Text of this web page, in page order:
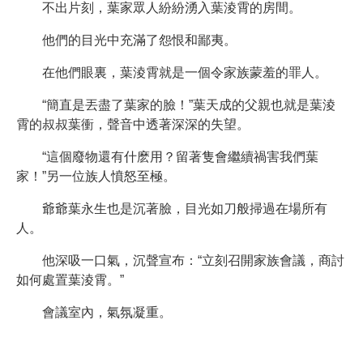
不出片刻，葉家眾人紛紛湧入葉淩霄的房間。
他們的目光中充滿了怨恨和鄙夷。
在他們眼裏，葉淩霄就是一個令家族蒙羞的罪人。
“簡直是丟盡了葉家的臉！”葉天成的父親也就是葉淩
霄的叔叔葉衝，聲音中透著深深的失望。
“這個廢物還有什麽用？留著隻會繼續禍害我們葉
家！”另一位族人憤怒至極。
爺爺葉永生也是沉著臉，目光如刀般掃過在場所有
人。
他深吸一口氣，沉聲宣布：“立刻召開家族會議，商討
如何處置葉淩霄。”
會議室內，氣氛凝重。